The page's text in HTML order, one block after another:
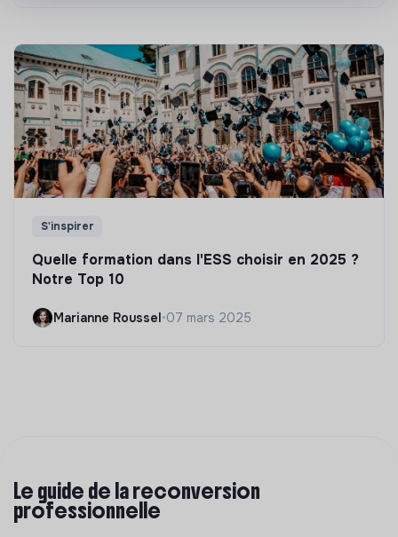
S'inspirer
Quelle formation dans l'ESS choisir en 2025 ?
Notre Top 10
Marianne Roussel•07 mars 2025
Le guide de la reconversion
professionnelle